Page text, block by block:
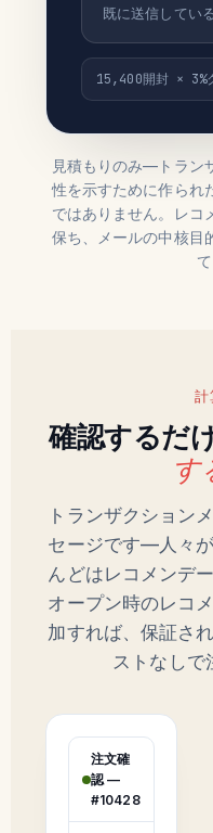
既に送信してい
15,400開封 × 3%
見積もりのみ—トラン
性を示すために作られ
ではありません。レコ
保ち、メールの中核目
確認するだ
す
トランザクション
セージです—人々
んどはレコメンデ
オープン時のレコ
加すれば、保証さ
ストなしで
注文確
認 —
#10428